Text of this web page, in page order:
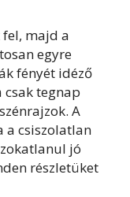
majd a
egyre
fényét idéző
tegnap
A
a csiszolatlan
jó
részletüket